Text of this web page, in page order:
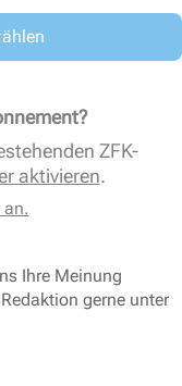
ZFK-
aktivieren.
an.
Ihre Meinung
gerne unter